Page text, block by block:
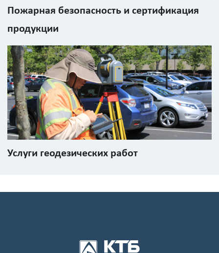
Пожарная безопасность и сертификация
продукции
Услуги геодезических работ